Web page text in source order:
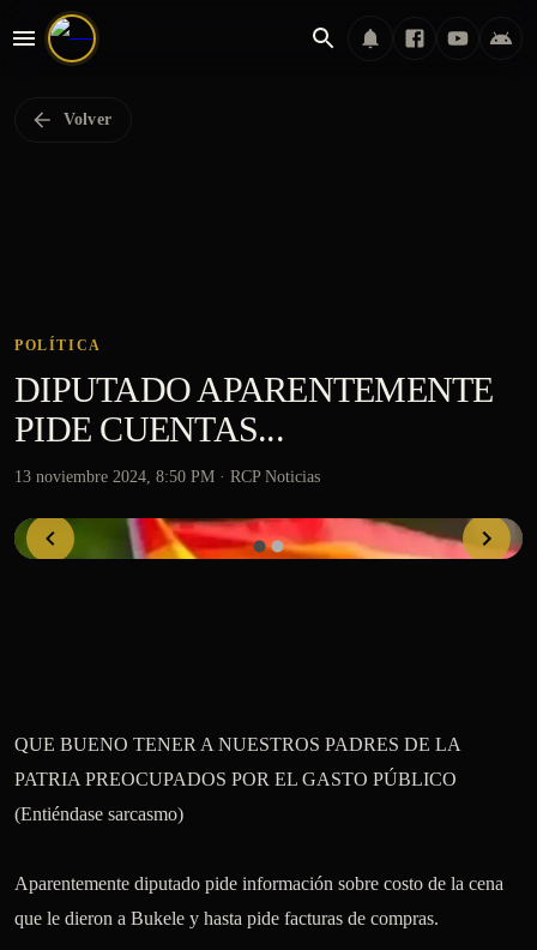
Volver
POLÍTICA
DIPUTADO APARENTEMENTE
PIDE CUENTAS...
13 noviembre 2024, 8:50 PM · RCP Noticias
QUE BUENO TENER A NUESTROS PADRES DE LA
PATRIA PREOCUPADOS POR EL GASTO PÚBLICO
(Entiéndase sarcasmo)
Aparentemente diputado pide información sobre costo de la cena
que le dieron a Bukele y hasta pide facturas de compras.